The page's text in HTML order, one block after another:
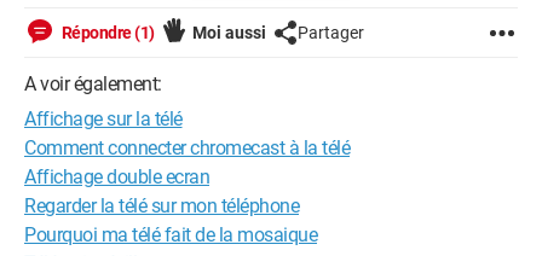
J'aimerai jouer sur ma télé...
Répondre (1) Moi aussi Partager
A voir également:
Affichage sur la télé
Comment connecter chromecast à la télé
Affichage double ecran
Regarder la télé sur mon téléphone
Pourquoi ma télé fait de la mosaique